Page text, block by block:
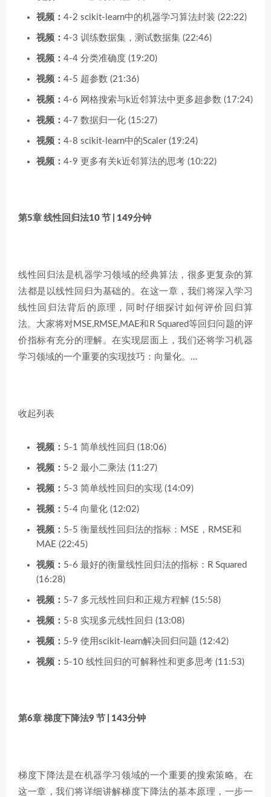
视频： 4-2 scikit-learn中的机器学习算法封装 (22:22)
视频： 4-3 训练数据集，测试数据集 (22:46)
视频： 4-4 分类准确度 (19:20)
视频： 4-5 超参数 (21:36)
视频： 4-6 网格搜索与k近邻算法中更多超参数 (17:24)
视频： 4-7 数据归一化 (15:27)
视频： 4-8 scikit-learn中的Scaler (19:24)
视频： 4-9 更多有关k近邻算法的思考 (10:22)
第5章 线性回归法10 节 | 149分钟
线性回归法是机器学习领域的经典算法，很多更复杂的算
法都是以线性回归为基础的。在这一章，我们将深入学习
线性回归法背后的原理，同时仔细探讨如何评价回归算
法。大家将对MSE,RMSE,MAE和R Squared等回归问题的评
价指标有充分的理解。在实现层面上，我们还将学习机器
学习领域的一个重要的实现技巧：向量化。…
收起列表
视频： 5-1 简单线性回归 (18:06)
视频： 5-2 最小二乘法 (11:27)
视频： 5-3 简单线性回归的实现 (14:09)
视频： 5-4 向量化 (12:02)
视频： 5-5 衡量线性回归法的指标：MSE，RMSE和
MAE (22:45)
视频： 5-6 最好的衡量线性回归法的指标：R Squared
(16:28)
视频： 5-7 多元线性回归和正规方程解 (15:58)
视频： 5-8 实现多元线性回归 (13:08)
视频： 5-9 使用scikit-learn解决回归问题 (12:42)
视频： 5-10 线性回归的可解释性和更多思考 (11:53)
第6章 梯度下降法9 节 | 143分钟
梯度下降法是在机器学习领域的一个重要的搜索策略。在
这一章，我们将详细讲解梯度下降法的基本原理，一步一